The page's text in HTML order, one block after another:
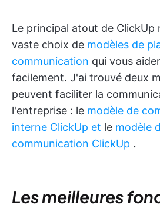
Le principal atout de ClickUp
vaste choix de modèles de
communication qui vous
facilement. J'ai trouvé deux
peuvent faciliter la
l'entreprise : le modèle de
interne ClickUp et le modèle
communication ClickUp .
Les meilleures